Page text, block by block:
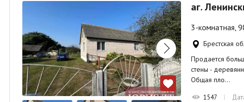
аг.
3-комнатная,
Брестская
Продается
стены -
Общая пло…
1547